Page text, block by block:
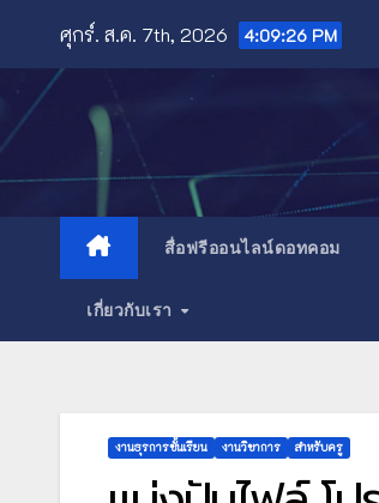
content
ศุกร์. ส.ค. 7th, 2026 4:09:27 PM
สื่อฟรีออนไลน์ดอทคอม
เกี่ยวกับเรา
งานธุรการชั้นเรียน งานวิชาการ สำหรับครู